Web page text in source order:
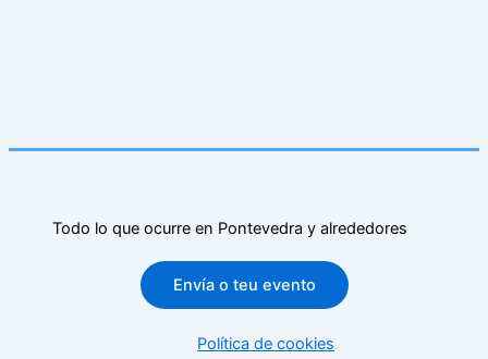
Todo lo que ocurre en Pontevedra y alrededores
Envía o teu evento
Política de cookies